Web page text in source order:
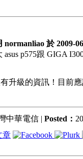
normanliao 於 2009-
asus p575跟 GIGA
升級的資訊！目前
中華電信 | Posted：